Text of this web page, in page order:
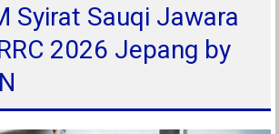
Syirat Sauqi Jawara
2026 Jepang by